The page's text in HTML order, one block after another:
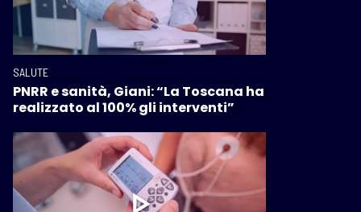
SALUTE
PNRR e sanità, Giani: “La Toscana ha
realizzato al 100% gli interventi”